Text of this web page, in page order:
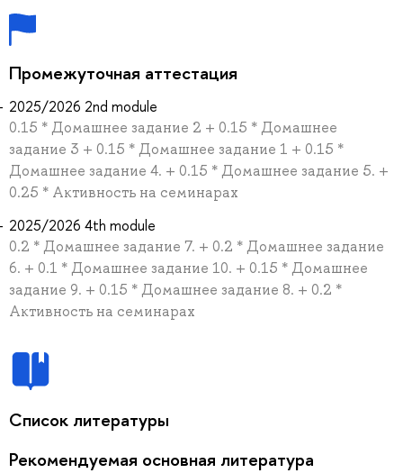
Промежуточная аттестация
2025/2026 2nd module
0.15 * Домашнее задание 2 + 0.15 * Домашнее
задание 3 + 0.15 * Домашнее задание 1 + 0.15 *
Домашнее задание 4. + 0.15 * Домашнее задание 5. +
0.25 * Активность на семинарах
2025/2026 4th module
0.2 * Домашнее задание 7. + 0.2 * Домашнее задание
6. + 0.1 * Домашнее задание 10. + 0.15 * Домашнее
задание 9. + 0.15 * Домашнее задание 8. + 0.2 *
Активность на семинарах
Список литературы
Рекомендуемая основная литература